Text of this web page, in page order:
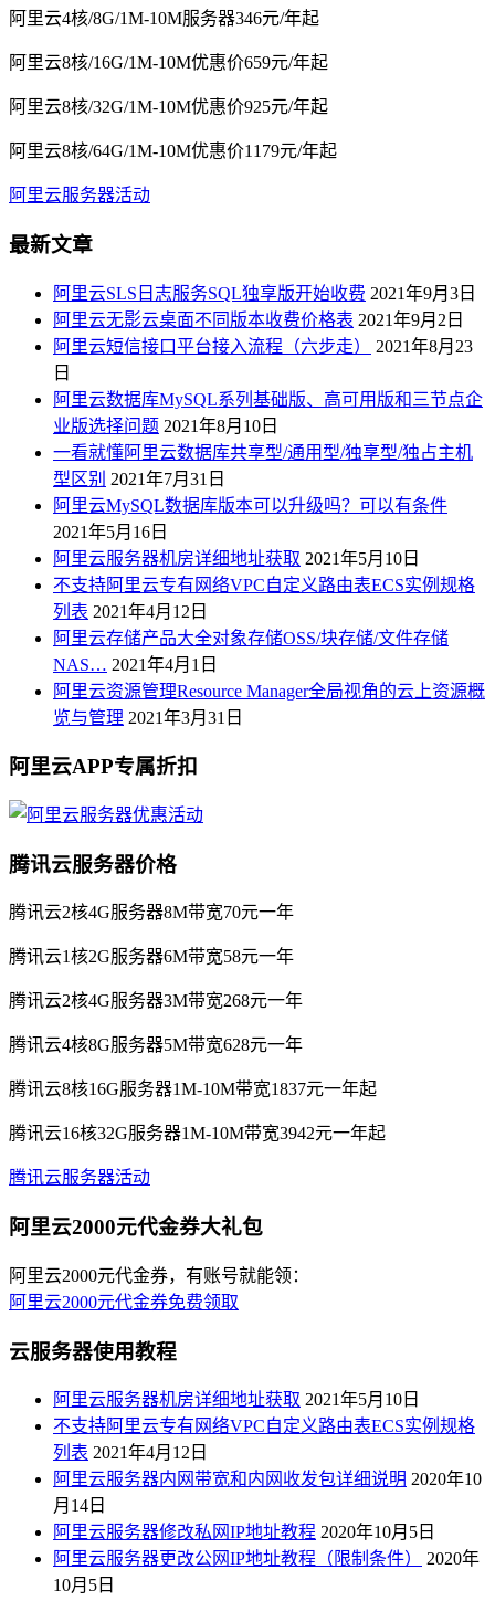
阿里云4核/8G/1M-10M服务器346元/年起
阿里云8核/16G/1M-10M优惠价659元/年起
阿里云8核/32G/1M-10M优惠价925元/年起
阿里云8核/64G/1M-10M优惠价1179元/年起
阿里云服务器活动
最新文章
阿里云SLS日志服务SQL独享版开始收费 2021年9月3日
阿里云无影云桌面不同版本收费价格表 2021年9月2日
阿里云短信接口平台接入流程（六步走）
2021年8月23
日
阿里云数据库MySQL系列基础版、高可用版和三节点企
业版选择问题 2021年8月10日
一看就懂阿里云数据库共享型/通用型/独享型/独占主机
型区别 2021年7月31日
阿里云MySQL数据库版本可以升级吗？可以有条件
2021年5月16日
阿里云服务器机房详细地址获取 2021年5月10日
不支持阿里云专有网络VPC自定义路由表ECS实例规格
列表 2021年4月12日
阿里云存储产品大全对象存储OSS/块存储/文件存储
NAS… 2021年4月1日
阿里云资源管理Resource Manager全局视角的云上资源概
览与管理 2021年3月31日
阿里云APP专属折扣
腾讯云服务器价格
腾讯云2核4G服务器8M带宽70元一年
腾讯云1核2G服务器6M带宽58元一年
腾讯云2核4G服务器3M带宽268元一年
腾讯云4核8G服务器5M带宽628元一年
腾讯云8核16G服务器1M-10M带宽1837元一年起
腾讯云16核32G服务器1M-10M带宽3942元一年起
腾讯云服务器活动
阿里云2000元代金券大礼包
阿里云2000元代金券，有账号就能领：
阿里云2000元代金券免费领取
云服务器使用教程
阿里云服务器机房详细地址获取 2021年5月10日
不支持阿里云专有网络VPC自定义路由表ECS实例规格
列表 2021年4月12日
阿里云服务器内网带宽和内网收发包详细说明 2020年10
月14日
阿里云服务器修改私网IP地址教程 2020年10月5日
阿里云服务器更改公网IP地址教程（限制条件）
2020年
10月5日